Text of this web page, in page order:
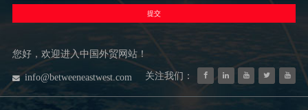
提交
您好，欢迎进入中国外贸网站！
info@betweeneastwest.com 关注我们：